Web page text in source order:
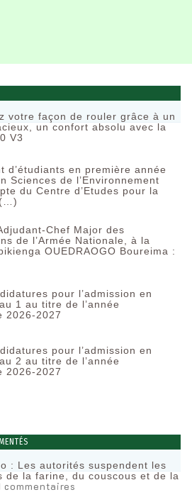
votre façon de rouler grâce à un
un confort absolu avec la
V3
d’étudiants en première année
Sciences de l’Environnement
du Centre d’Etudes pour la
Chef Major des
de l’Armée Nationale, à la
OUEDRAOGO Boureima :
pour l’admission en
1 au titre de l’année
2026-2027
pour l’admission en
2 au titre de l’année
2026-2027
: Les autorités suspendent les
de la farine, du couscous et de la
commentaires